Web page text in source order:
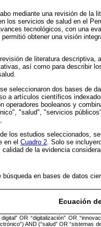
mediante una revisión de la
los servicios de salud en el
tecnológicos, con una
obtener una visión
de literatura descriptiva,
así como para describir
seleccionaron dos bases de
a artículos científicos
operadores booleanos y
"salud", "servicios
los estudios seleccionados,
en el Cuadro 2 . Solo se
de la evidencia
búsqueda en bases de datos
Ecuación
OR “digitalización” OR
AND (“salud” OR “sistemas